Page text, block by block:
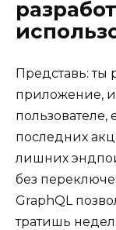
Представь: ты
приложение,
пользователе,
последних
лишних
без
GraphQL
тратишь